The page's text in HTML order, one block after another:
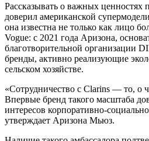
Рассказывать о важных ценностях
доверил американской
она известна не только как лицо
Vogue: с 2021 года Аризона,
благотворительной организации
бренды, активно реализующие
сельском хозяйстве.
«Сотрудничество с Clarins — то, о
Впервые бренд такого масштаба
интересов корпоративно-
утверждает Аризона Мьюз.